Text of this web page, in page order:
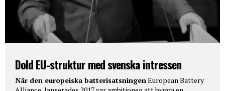
Dold EU-struktur med svenska intressen
När den europeiska batterisatsningenEuropean Battery